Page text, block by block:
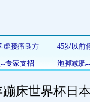
世界杯日本